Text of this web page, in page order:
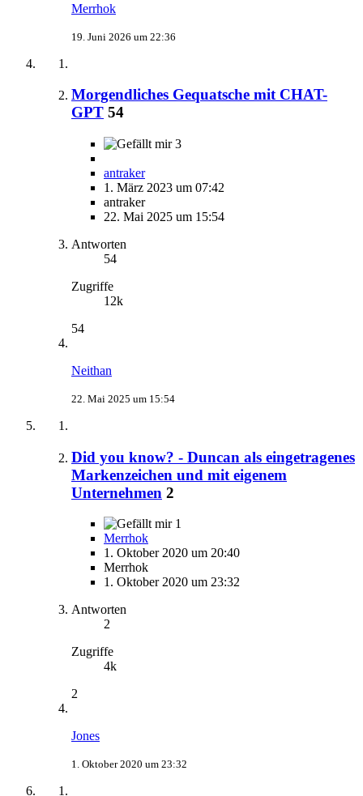
Merrhok
19. Juni 2026 um 22:36
Morgendliches Gequatsche mit CHAT-
GPT 54
3
antraker
1. März 2023 um 07:42
antraker
22. Mai 2025 um 15:54
Antworten
54
Zugriffe
12k
54
Neithan
22. Mai 2025 um 15:54
Did you know? - Duncan als eingetragenes
Markenzeichen und mit eigenem
Unternehmen 2
1
Merrhok
1. Oktober 2020 um 20:40
Merrhok
1. Oktober 2020 um 23:32
Antworten
2
Zugriffe
4k
2
Jones
1. Oktober 2020 um 23:32